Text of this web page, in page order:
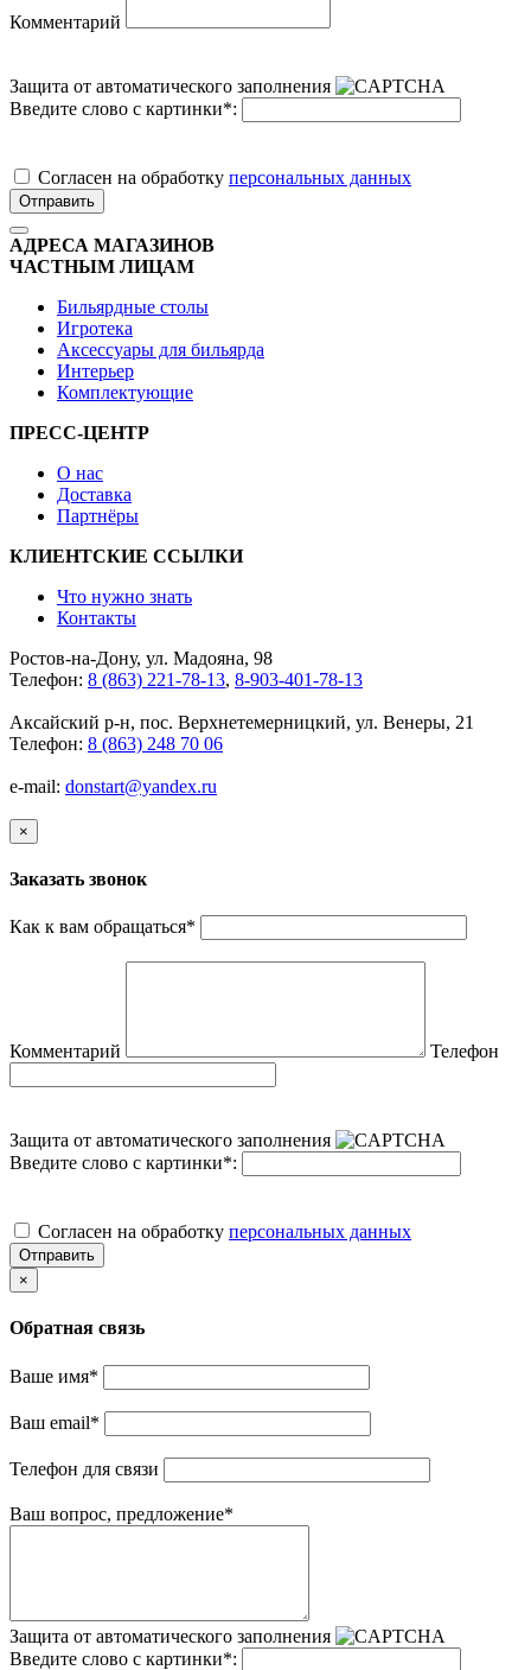
Комментарий
Защита от автоматического заполнения
Введите слово с картинки*:
Cогласен на обработку персональных данных
Отправить
АДРЕСА МАГАЗИНОВ
ЧАСТНЫМ ЛИЦАМ
Бильярдные столы
Игротека
Аксессуары для бильярда
Интерьер
Комплектующие
ПРЕСС-ЦЕНТР
О нас
Доставка
Партнёры
КЛИЕНТСКИЕ ССЫЛКИ
Что нужно знать
Контакты
Ростов-на-Дону, ул. Мадояна, 98
Телефон: 8 (863) 221-78-13, 8-903-401-78-13
Аксайский р-н, пос. Верхнетемерницкий, ул. Венеры, 21
Телефон: 8 (863) 248 70 06
e-mail: donstart@yandex.ru
×
Заказать звонок
Как к вам обращаться*
Комментарий Телефон
Защита от автоматического заполнения
Введите слово с картинки*:
Cогласен на обработку персональных данных
Отправить
×
Обратная связь
Ваше имя*
Ваш email*
Телефон для связи
Ваш вопрос, предложение*
Защита от автоматического заполнения
Введите слово с картинки*: